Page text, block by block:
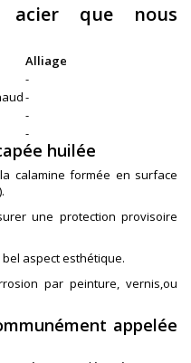
que nous
Alliage
-
-
-
-
huilée
calamine formée en surface
une protection provisoire
aspect esthétique.
par peinture, vernis,ou
appelée